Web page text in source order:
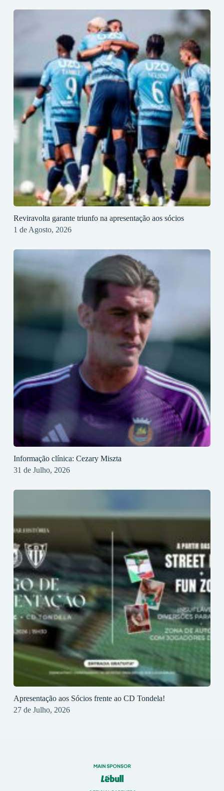
Reviravolta garante triunfo na apresentação aos sócios
1 de Agosto, 2026
Informação clínica: Cezary Miszta
31 de Julho, 2026
Apresentação aos Sócios frente ao CD Tondela!
27 de Julho, 2026